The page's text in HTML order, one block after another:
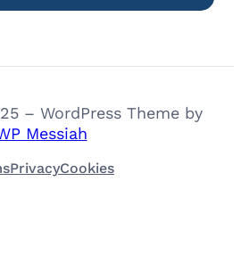
– WordPress Theme by
Messiah
PrivacyCookies